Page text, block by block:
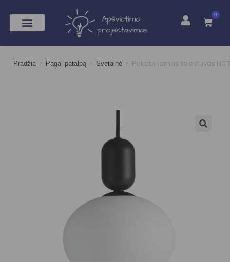
0
Pradžia > Pagal patalpą > Svetainė > Pakabinamas šviestuvas